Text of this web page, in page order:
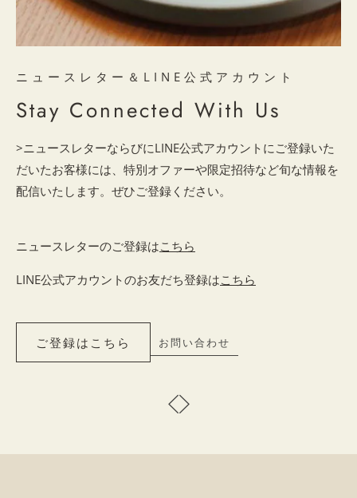
ニュースレター＆LINE公式アカウント
Stay Connected With Us
>ニュースレターならびにLINE公式アカウントにご登録いた
だいたお客様には、特別オファーや限定招待など旬な情報を
配信いたします。ぜひご登録ください。
ニュースレターのご登録はこちら
LINE公式アカウントのお友だち登録はこちら
ご登録はこちら お問い合わせ